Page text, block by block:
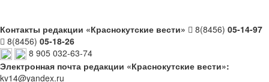
Контакты редакции «Краснокутские вести» 8(8456) 05-14-97
8(8456) 05-18-26
8 905 032-63-74
Электронная почта редакции «Краснокутские вести»:
kv14@yandex.ru